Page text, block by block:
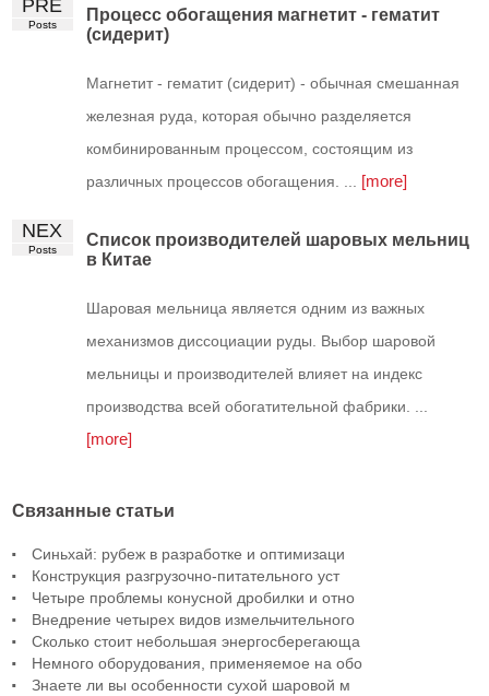
PRE
Posts
Процесс обогащения магнетит - гематит
(сидерит)
Магнетит - гематит (сидерит) - обычная смешанная
железная руда, которая обычно разделяется
комбинированным процессом, состоящим из
различных процессов обогащения. ...
[more]
NEX
Posts
Список производителей шаровых мельниц
в Китае
Шаровая мельница является одним из важных
механизмов диссоциации руды. Выбор шаровой
мельницы и производителей влияет на индекс
производства всей обогатительной фабрики. ...
[more]
Связанные статьи
Синьхай: рубеж в разработке и оптимизаци
Конструкция разгрузочно-питательного уст
Четыре проблемы конусной дробилки и отно
Внедрение четырех видов измельчительного
Сколько стоит небольшая энергосберегающа
Немного оборудования, применяемое на обо
Знаете ли вы особенности сухой шаровой м